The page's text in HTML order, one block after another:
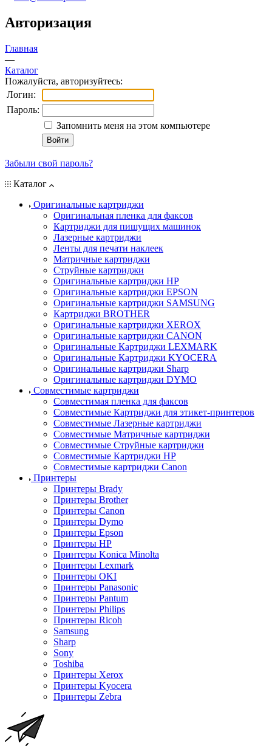
Авторизация
Главная
—
Каталог
Пожалуйста, авторизуйтесь:
Логин:
Пароль:
Запомнить меня на этом компьютере
Забыли свой пароль?
Каталог
Оригинальные картриджи
Оригинальная пленка для факсов
Картриджи для пишущих машинок
Лазерные картриджи
Ленты для печати наклеек
Матричные картриджи
Струйные картриджи
Оригинальные картриджи HP
Оригинальные картриджи EPSON
Оригинальные картриджи SAMSUNG
Картриджи BROTHER
Оригинальные картриджи XEROX
Оригинальные картриджи CANON
Оригинальные Картриджи LEXMARK
Оригинальные Картриджи KYOCERA
Оригинальные картриджи Sharp
Оригинальные картриджи DYMO
Совместимые картриджи
Совместимая пленка для факсов
Совместимые Картриджи для этикет-принтеров
Совместимые Лазерные картриджи
Совместимые Матричные картриджи
Совместимые Струйные картриджи
Совместимые Картриджи HP
Совместимые картриджи Canon
Принтеры
Принтеры Brady
Принтеры Brother
Принтеры Canon
Принтеры Dymo
Принтеры Epson
Принтеры HP
Принтеры Konica Minolta
Принтеры Lexmark
Принтеры OKI
Принтеры Panasonic
Принтеры Pantum
Принтеры Philips
Принтеры Ricoh
Samsung
Sharp
Sony
Toshiba
Принтеры Xerox
Принтеры Kyocera
Принтеры Zebra